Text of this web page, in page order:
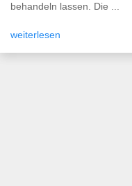
behandeln lassen. Die ...
weiterlesen